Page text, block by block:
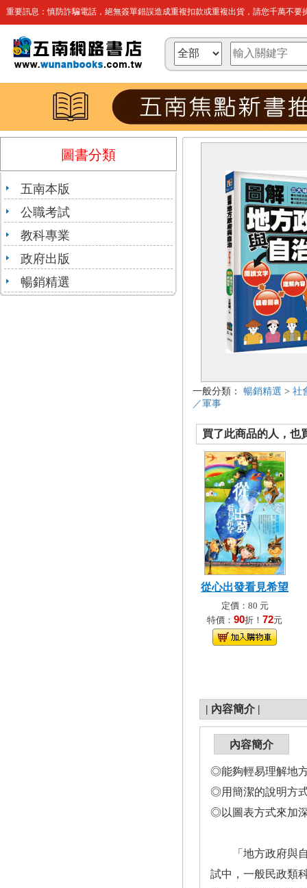
重要訊息：慎防詐騙電話，絕無簽單錯誤造成重複扣款或重複出貨，請您千萬不要
圖書分類
五南本版
公職考試
教科專業
政府出版
暢銷精選
一般分類： 暢銷精選 > 社
／軍事
買了此商品的人，也
從心出發看見希望
定價：80 元
特價： 90折！ 72元
| 內容簡介 |
內容簡介
◎能夠輕易理解地
◎用簡潔的說明方
◎以圖表方式來加
「地方政府與自
試中，一般民政類